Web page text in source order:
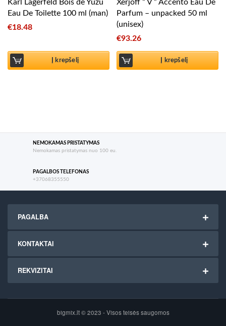
Karl Lagerfeld Bois de Yuzu
Eau De Toilette 100 ml (man)
€18.48
Į krepšelį
Xerjoff ” V ” Accento Eau De
Parfum – unpacked 50 ml
(unisex)
€93.26
Į krepšelį
NEMOKAMAS PRISTATYMAS
Nemokamas pristatymas nuo 100 eu.
PAGALBOS TELEFONAS
+37068355550
PAGALBA
KONTAKTAI
REKVIZITAI
bigmix.lt © 2023 - Visos teisės saugomos